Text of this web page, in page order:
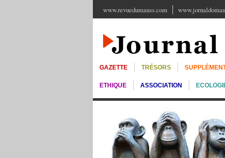
www.revuedumauss.com
GAZETTE TRÉSORS
ETHIQUE ASSOCIATION